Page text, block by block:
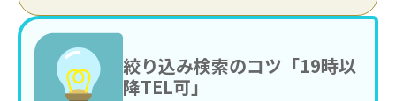
絞り込み検索のコツ「19時以
降TEL可」